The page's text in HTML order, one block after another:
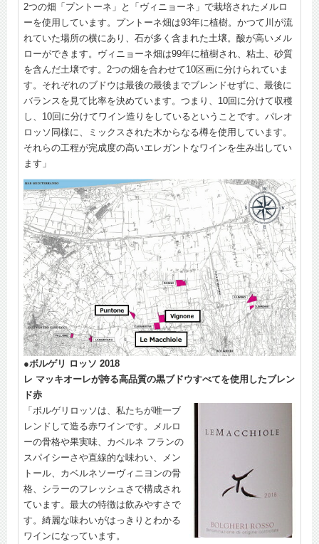
2つの畑「プントーネ」と「ヴィニョーネ」で栽培されたメルロ
ーを使用しています。プントーネ畑は93年に植樹。かつて川が流
れていた場所の横にあり、石が多く含まれた土壌。酸が高いメル
ローができます。ヴィニョーネ畑は99年に植樹され、粘土、砂質
を含んだ土壌です。2つの畑を合わせて10区画に分けられていま
す。それぞれのブドウは最後の最後までブレンドせずに、最後に
バランスを見て比率を決めています。つまり、10回に分けて収穫
し、10回に分けてワイン造りをしているということです。パレオ
ロッソ同様に、ミックスされた木からなる樽を使用しています。
それらの工程が完成度の高いエレガントなワインを生み出してい
ます」
●ボルゲリ ロッソ 2018
レ マッキオーレが誇る高品質の黒ブドウすべてを使用したブレン
ド赤
「ボルゲリロッソは、私たちが唯一ブ
レンドして造る赤ワインです。メルロ
ーの骨格や果実味、カベルネ フランの
スパイシーさや直線的な味わい、メン
トール、カベルネソーヴィニヨンの骨
格、シラーのフレッシュさで構成され
ています。最大の特徴は飲みやすさで
す。綺麗な味わいがはっきりとわかる
ワインになっています。